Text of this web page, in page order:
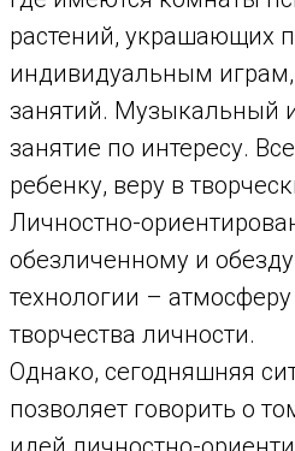
растений, украшающих
индивидуальным
занятий. Музыкальный
занятие по интересу.
ребенку, веру в
Личностно-
обезличенному и
технологии –
творчества личности.
Однако, сегодняшняя
позволяет говорить о